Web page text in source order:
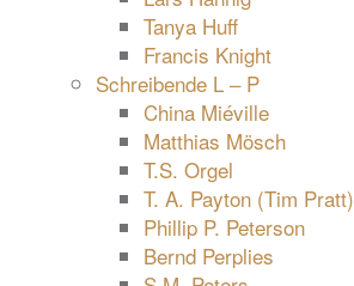
Tanya Huff
Francis Knight
Schreibende L – P
China Miéville
Matthias Mösch
T.S. Orgel
T. A. Payton (Tim Pratt)
Phillip P. Peterson
Bernd Perplies